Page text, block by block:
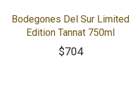
Bodegones Del Sur Limited
Edition Tannat 750ml
$704